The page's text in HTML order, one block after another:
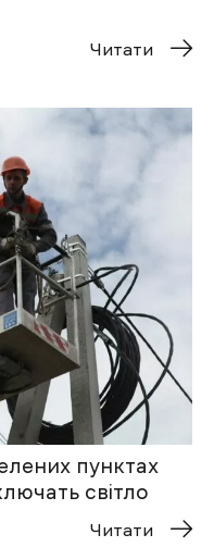
Читати
пунктах
світло
Читати